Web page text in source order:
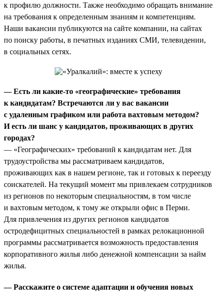
к профилю должности. Также необходимо обращать внимание
на требования к определенным знаниям и компетенциям.
Наши вакансии публикуются на сайте компании, на сайтах
по поиску работы, в печатных изданиях СМИ, телевидении,
в социальных сетях.
— Есть ли какие-то «географические» требования
к кандидатам? Встречаются ли у вас вакансии
с удаленным графиком или работа вахтовым методом?
И есть ли шанс у кандидатов, проживающих в других
городах?
— «Географических» требований к кандидатам нет. Для
трудоустройства мы рассматриваем кандидатов,
проживающих как в нашем регионе, так и готовых к переезду
соискателей. На текущий момент мы привлекаем сотрудников
из регионов по некоторым специальностям, в том числе
и вахтовым методом, к тому же открыли офис в Перми.
Для привлечения из других регионов кандидатов
остродефицитных специальностей в рамках релокационной
программы рассматривается возможность предоставления
корпоративного жилья либо денежной компенсации за найм
жилья.
— Расскажите о системе адаптации и обучения новых